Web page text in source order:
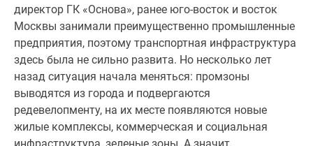
Дзен
Машино-
места
Апартаменты
#траншевая
ипотека
#рассрочка
ИТ-
директор ГК «Основа», ранее юго-восток и восток
Москвы занимали преимущественно промышленные
предприятия, поэтому транспортная инфраструктура
здесь была не сильно развита. Но несколько лет
назад ситуация начала меняться: промзоны
выводятся из города и подвергаются
редевелопменту, на их месте появляются новые
жилые комплексы, коммерческая и социальная